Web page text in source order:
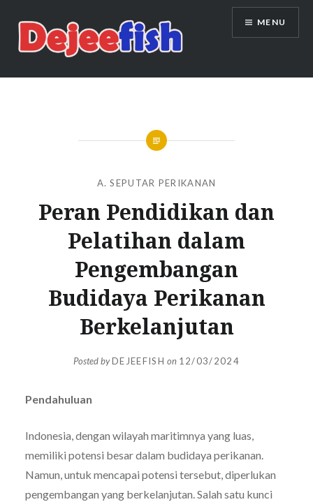
content
DEJEEFISH | PRODUSEN BENIH
MENU
A. SEPUTAR PERIKANAN
Peran Pendidikan dan
Pelatihan dalam
Pengembangan
Budidaya Perikanan
Berkelanjutan
Posted byDEJEEFISH on 12/03/2024
Pendahuluan
Indonesia, dengan wilayah maritimnya yang luas,
memiliki potensi besar dalam budidaya perikanan.
Namun, untuk mencapai potensi tersebut, diperlukan
pengembangan yang berkelanjutan. Salah satu kunci